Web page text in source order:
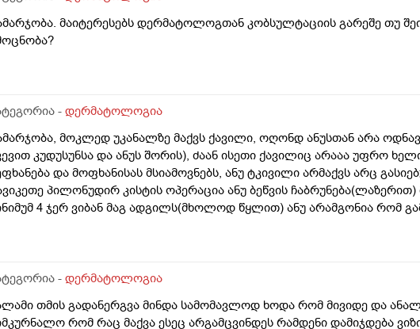
მაიტერესებს დერმატოლოგთან კობსულტაციის გარეშე თუ
- დერმატოლოგია
მოკლედ უკანალზე მაქვს ქავილი, ოღონდ ანუსთან არა ოდნავ
კუდუსუნსა და ანუს შორის), ძაან ისეთი ქავილიც არააა უფრო
და მოფხანისას მსიამოვნებს, ანუ ტკივილი არმაქვს არც
პილონუდირ კისტის ოპერაცია ანუ ბეწვის ჩაბრუნება(ლაზერით)
4 ჯერ ვიბან მაგ ადგილს(მხოლოდ წყლით) ანუ არამგონია რომ
- დერმატოლოგია
თმის გადანერგვა მინდა სამომავლოდ ხოდა რომ მივიდე და
რომ რაც მაქვა ესეც არგამცვინდეს რამდენი დამიჯდება